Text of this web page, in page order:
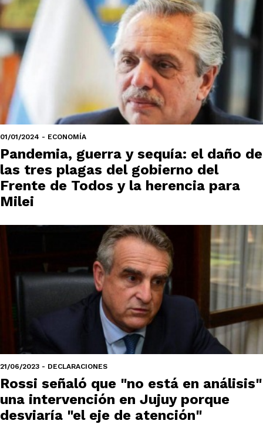
01/01/2024 - ECONOMÍA
Pandemia, guerra y sequía: el daño de
las tres plagas del gobierno del
Frente de Todos y la herencia para
Milei
21/06/2023 - DECLARACIONES
Rossi señaló que "no está en análisis"
una intervención en Jujuy porque
desviaría "el eje de atención"